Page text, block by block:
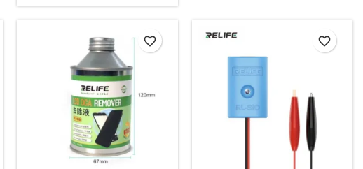
favorite_border favorite_border